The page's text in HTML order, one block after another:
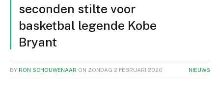
seconden stilte voor
basketbal legende Kobe
Bryant
BY RON SCHOUWENAAR ON ZONDAG 2 FEBRUARI 2020 NIEUWS